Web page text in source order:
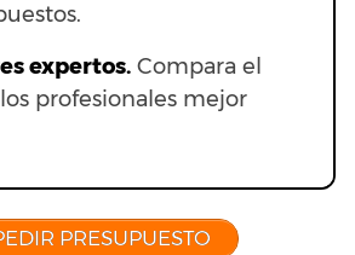
expertos. Compara el
profesionales mejor
PRESUPUESTO